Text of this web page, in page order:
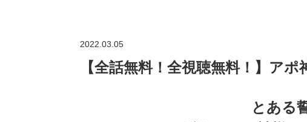
2022.03.05
【全話無料！全視聴無料！】ア
とある